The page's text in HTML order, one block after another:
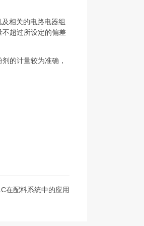
相关的电路电器组
超过所设定的偏差
的计量较为准确，
在配料系统中的应用